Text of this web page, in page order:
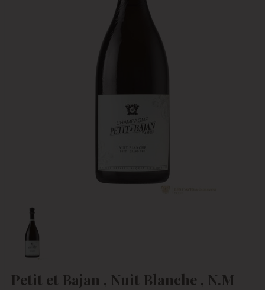
Petit et Bajan , Nuit Blanche , N.M